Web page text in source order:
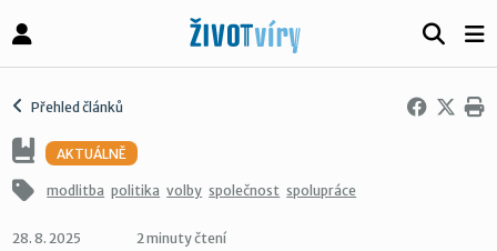
Přehled článků
AKTUÁLNĚ
modlitba politika volby společnost spolupráce
28. 8. 2025 2 minuty čtení